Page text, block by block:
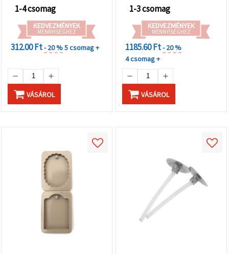
1-4 csomag
KEDVEZMÉNYEK
MENNYISÉGHEZ
312.00 Ft- 20 %5 csomag +
VÁSÁROL
1-3 csomag
KEDVEZMÉNYEK
MENNYISÉGHEZ
1185.60 Ft- 20 %
4 csomag +
VÁSÁROL